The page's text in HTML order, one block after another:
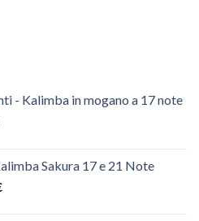
- Kalimba in mogano a 17 note
€.
Sakura 17 e 21 Note
Fascia